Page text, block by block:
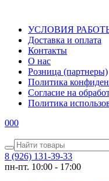
УСЛОВИЯ
Доставка и оплата
Контакты
О наc
Розница (партнеры)
Политика
Согласие на
Политика
000
8 (926) 131-39-33
пн-пт. 10:00 - 17:00